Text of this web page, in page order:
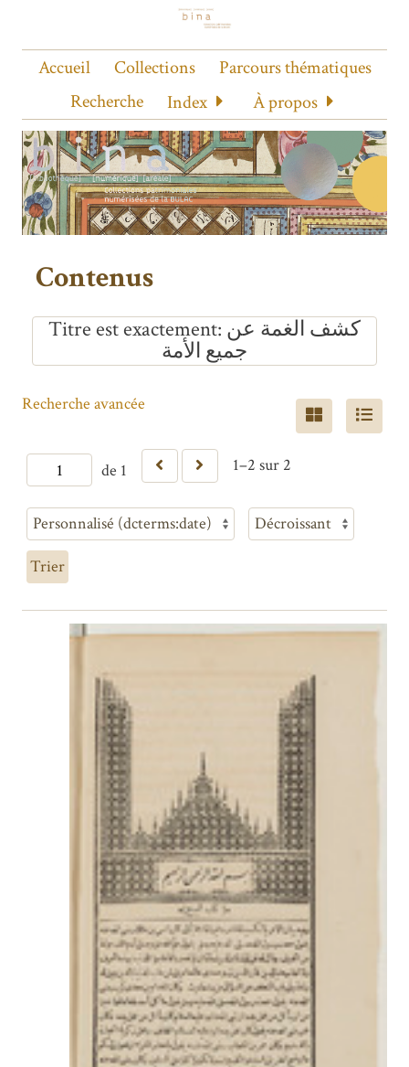
Accueil Collections
Parcours thématiques
Recherche
Index À propos
Contenus
Titre est exactement كشف الغمة عن
جميع الأمة
de 1 1–2 sur 2
Recherche avancée
Trier